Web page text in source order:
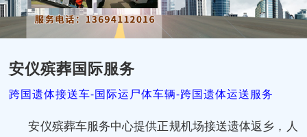
安仪殡葬国际服务
跨国遗体接送车-国际运尸体车辆-跨国遗体运送服务
安仪殡葬车服务中心提供正规机场接送遗体返乡，人